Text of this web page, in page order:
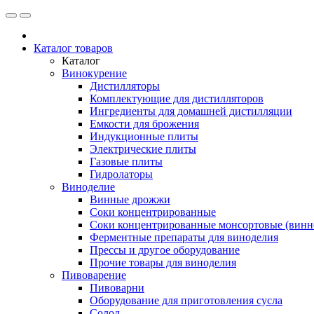
Каталог товаров
Каталог
Винокурение
Дистилляторы
Комплектующие для дистилляторов
Ингредиенты для домашней дистилляции
Емкости для брожения
Индукционные плиты
Электрические плиты
Газовые плиты
Гидролаторы
Виноделие
Винные дрожжи
Соки концентрированные
Соки концентрированные монсортовые
Ферментные препараты для виноделия
Прессы и другое оборудование
Прочие товары для виноделия
Пивоварение
Пивоварни
Оборудование для приготовления сусла